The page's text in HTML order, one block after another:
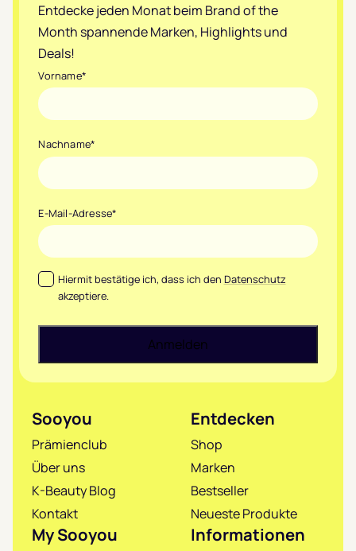
Entdecke jeden Monat beim Brand of the
Month spannende Marken, Highlights und
Deals!
Vorname*
Nachname*
E-Mail-Adresse*
Datenschutz*
Hiermit bestätige ich, dass ich den Datenschutz
akzeptiere.
Sooyou
Prämienclub
Über uns
K-Beauty Blog
Kontakt
Entdecken
Shop
Marken
Bestseller
Neueste Produkte
My Sooyou Informationen